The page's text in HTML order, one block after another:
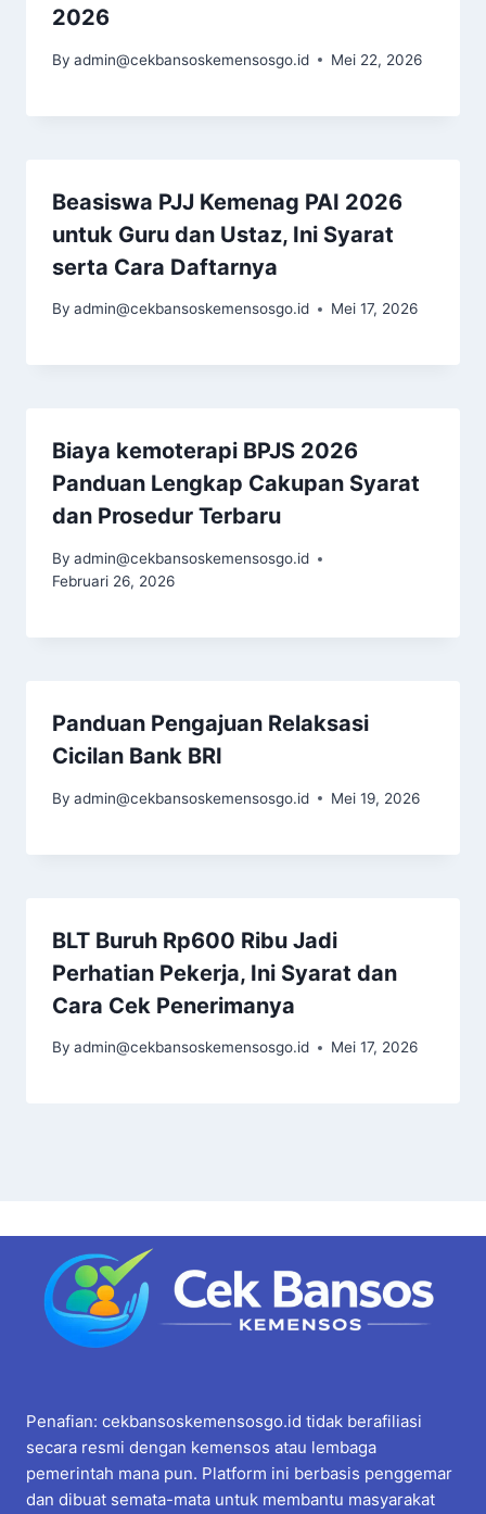
2026
By admin@cekbansoskemensosgo.id Mei 22, 2026
Beasiswa PJJ Kemenag PAI 2026
untuk Guru dan Ustaz, Ini Syarat
serta Cara Daftarnya
By admin@cekbansoskemensosgo.id Mei 17, 2026
Biaya kemoterapi BPJS 2026
Panduan Lengkap Cakupan Syarat
dan Prosedur Terbaru
By admin@cekbansoskemensosgo.id
Februari 26, 2026
Panduan Pengajuan Relaksasi
Cicilan Bank BRI
By admin@cekbansoskemensosgo.id Mei 19, 2026
BLT Buruh Rp600 Ribu Jadi
Perhatian Pekerja, Ini Syarat dan
Cara Cek Penerimanya
By admin@cekbansoskemensosgo.id Mei 17, 2026
Penafian: cekbansoskemensosgo.id tidak berafiliasi
secara resmi dengan kemensos atau lembaga
pemerintah mana pun. Platform ini berbasis penggemar
dan dibuat semata-mata untuk membantu masyarakat